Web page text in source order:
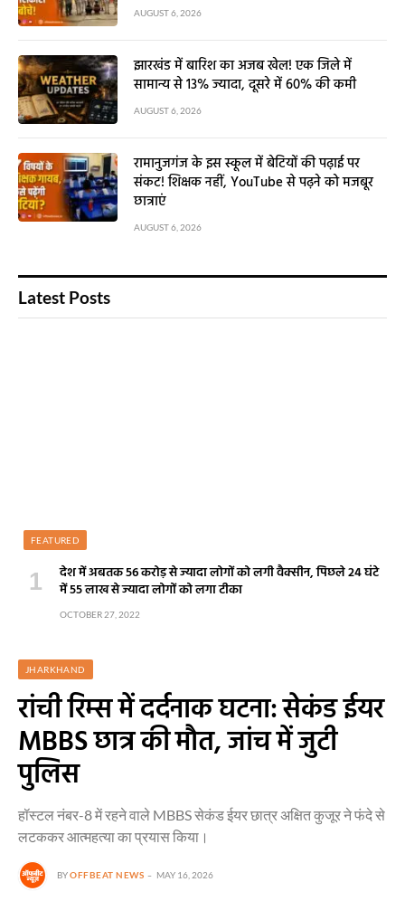
AUGUST 6, 2026
झारखंड में बारिश का अजब खेल! एक जिले में
सामान्य से 13% ज्यादा, दूसरे में 60% की कमी
AUGUST 6, 2026
रामानुजगंज के इस स्कूल में बेटियों की पढ़ाई पर
संकट! शिक्षक नहीं, YouTube से पढ़ने को मजबूर
छात्राएं
AUGUST 6, 2026
Latest Posts
FEATURED
देश में अबतक 56 करोड़ से ज्यादा लोगों को लगी वैक्सीन, पिछले 24 घंटे
में 55 लाख से ज्यादा लोगों को लगा टीका
OCTOBER 27, 2022
JHARKHAND
रांची रिम्स में दर्दनाक घटना: सेकंड ईयर
MBBS छात्र की मौत, जांच में जुटी
पुलिस
हॉस्टल नंबर-8 में रहने वाले MBBS सेकंड ईयर छात्र अक्षित कुजूर ने फंदे से
लटककर आत्महत्या का प्रयास किया।
BYOFFBEAT NEWS MAY 16, 2026